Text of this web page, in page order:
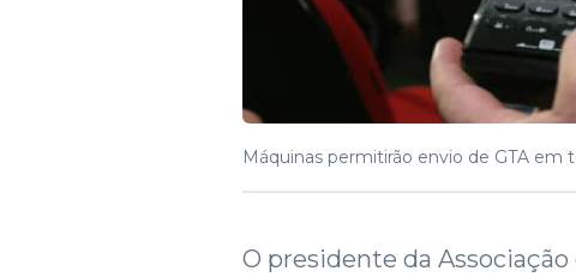
Máquinas permitirão envio de GTA em
O presidente da